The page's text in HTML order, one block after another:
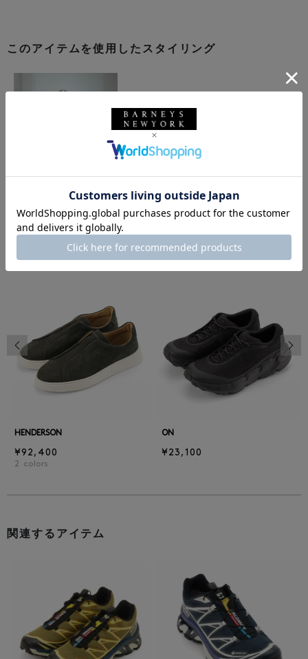
このアイテムを使用したスタイリング
同じカテゴリのアイテム
HENDERSON
¥92,400
2 colors
ON
¥23,100
前の画像
関連するアイテム